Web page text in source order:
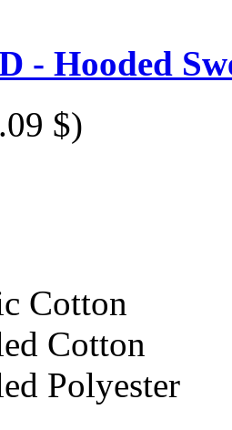
- Hooded
$)
Cotton
Cotton
Polyester